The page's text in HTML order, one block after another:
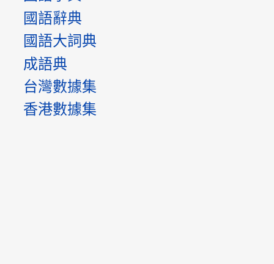
國語辭典
國語大詞典
成語典
台灣數據集
香港數據集